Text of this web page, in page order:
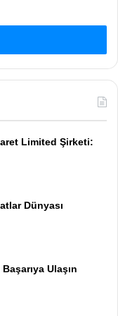
Limited Şirketi:
Dünyası
Ulaşın